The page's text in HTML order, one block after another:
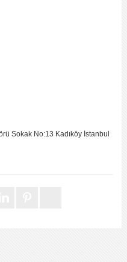
Sokak No:13 Kadıköy İstanbul